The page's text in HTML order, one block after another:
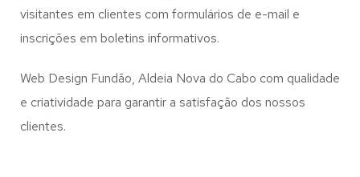
visitantes em clientes com formulários de e-mail e
inscrições em boletins informativos.
Web Design Fundão, Aldeia Nova do Cabo com qualidade
e criatividade para garantir a satisfação dos nossos
clientes.